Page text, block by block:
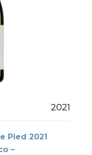
2021
Pied 2021
–